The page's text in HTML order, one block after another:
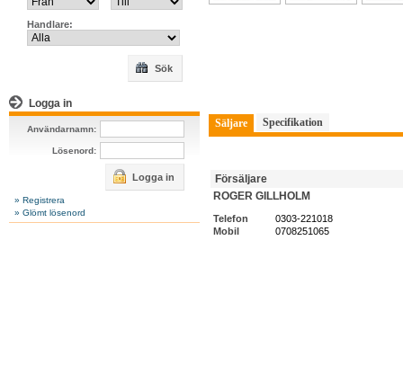
Handlare:
Sök
Logga in
Användarnamn:
Lösenord:
Logga in
» Registrera
» Glömt lösenord
Säljare Specifikation
Försäljare
ROGER GILLHOLM
Telefon
0303-221018
Mobil
0708251065